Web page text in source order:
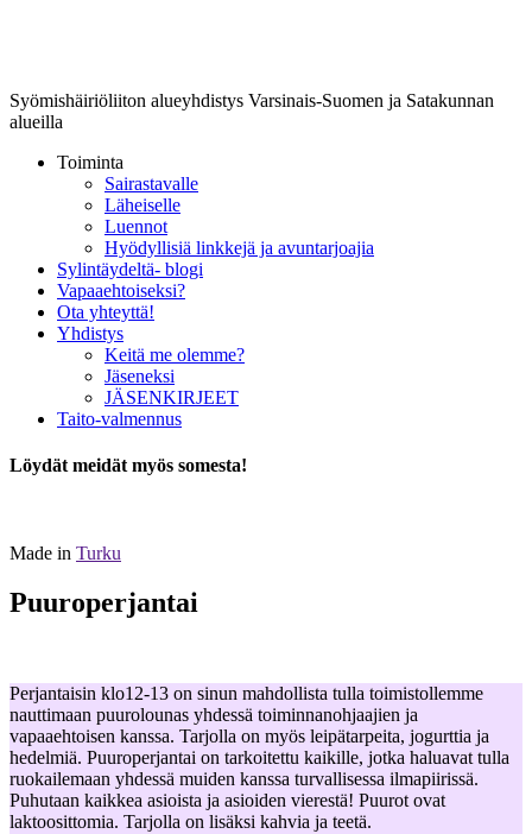
Syömishäiriöliiton alueyhdistys Varsinais-Suomen ja Satakunnan
alueilla
Toiminta
Sairastavalle
Läheiselle
Luennot
Hyödyllisiä linkkejä ja avuntarjoajia
Sylintäydeltä- blogi
Vapaaehtoiseksi?
Ota yhteyttä!
Yhdistys
Keitä me olemme?
Jäseneksi
JÄSENKIRJEET
Taito-valmennus
Löydät meidät myös somesta!
Made in Turku
Puuroperjantai
Perjantaisin klo12-13 on sinun mahdollista tulla toimistollemme
nauttimaan puurolounas yhdessä toiminnanohjaajien ja
vapaaehtoisen kanssa. Tarjolla on myös leipätarpeita, jogurttia ja
hedelmiä. Puuroperjantai on tarkoitettu kaikille, jotka haluavat tulla
ruokailemaan yhdessä muiden kanssa turvallisessa ilmapiirissä.
Puhutaan kaikkea asioista ja asioiden vierestä! Puurot ovat
laktoosittomia. Tarjolla on lisäksi kahvia ja teetä.